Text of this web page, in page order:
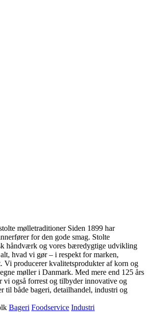
mølletraditioner Siden 1899 har
for den gode smag. Stolte
håndværk og vores bæredygtige udvikling
hvad vi gør – i respekt for marken,
Vi producerer kvalitetsprodukter af korn og
møller i Danmark. Med mere end 125 års
vi også forrest og tilbyder innovative og
til både bageri, detailhandel, industri og
Bageri Foodservice Industri